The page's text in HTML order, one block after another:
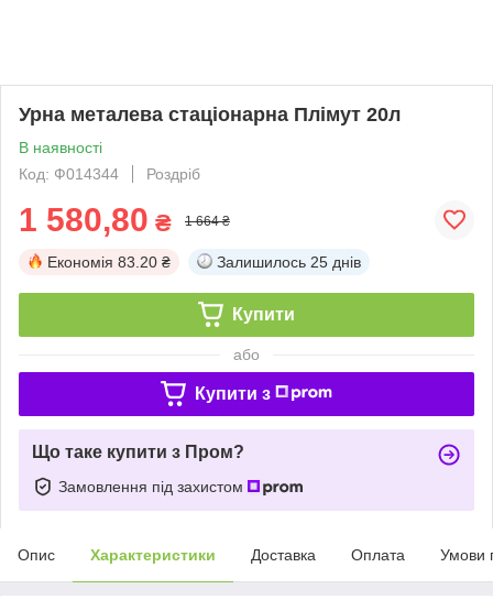
Урна металева стаціонарна Плімут 20л
В наявності
Код: Ф014344
Роздріб
1 580,80 ₴ 1 664 ₴
Економія 83.20 ₴ Залишилось 25 днів
Купити
або
Купити з
Що таке купити з Пром?
Замовлення під захистом
Опис Характеристики Доставка Оплата Умови